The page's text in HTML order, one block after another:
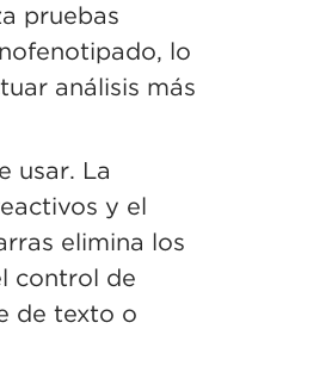
pruebas
lo
análisis más
usar. La
y el
elimina los
control de
de texto o